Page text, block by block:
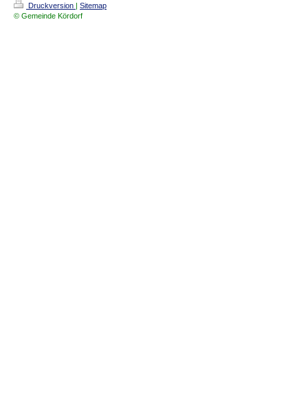
Druckversion | Sitemap
© Gemeinde Kördorf